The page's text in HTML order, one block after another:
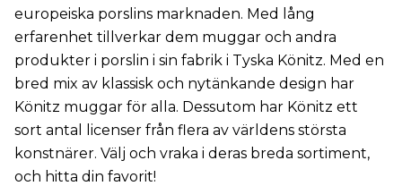
europeiska porslins marknaden. Med lång
erfarenhet tillverkar dem muggar och andra
produkter i porslin i sin fabrik i Tyska Könitz. Med en
bred mix av klassisk och nytänkande design har
Könitz muggar för alla. Dessutom har Könitz ett
sort antal licenser från flera av världens största
konstnärer. Välj och vraka i deras breda sortiment,
och hitta din favorit!